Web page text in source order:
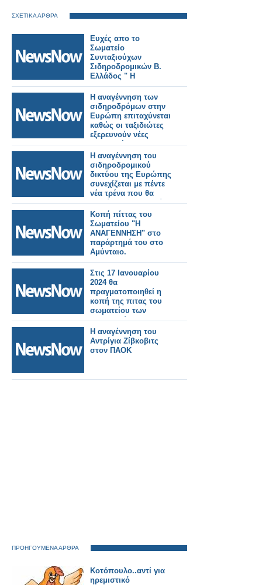
ΣΧΕΤΙΚΑ ΑΡΘΡΑ
Ευχές απο το
Σωματείο
Συνταξιούχων
Σιδηροδρομικών Β.
Ελλάδος " Η
ΑΝΑΓΕΝΝΗΣΗ" .
Η αναγέννηση των
σιδηροδρόμων στην
Ευρώπη επιταχύνεται
καθώς οι ταξιδιώτες
εξερευνούν νέες
διαδρομές και
τοποθεσίες
Η αναγέννηση του
σιδηροδρομικού
δικτύου της Ευρώπης
συνεχίζεται με πέντε
νέα τρένα που θα
τεθούν σε λειτουργία
το 2026
Κοπή πίττας του
Σωματείου "Η
ΑΝΑΓΕΝΝΗΣΗ" στο
παράρτημά του στο
Αμύνταιο.
Στις 17 Ιανουαρίου
2024 θα
πραγματοποιηθεί η
κοπή της πιτας του
σωματείου των
συνταξιούχων
σιδηροδρομικών " Η
ΑΝΑΓΕΝΝΗΣΗ"
Η αναγέννηση του
Αντρίγια Ζίβκοβιτς
στον ΠΑΟΚ
ΠΡΟΗΓΟΥΜΕΝΑ ΑΡΘΡΑ
Κοτόπουλο..αντί για
ηρεμιστικό